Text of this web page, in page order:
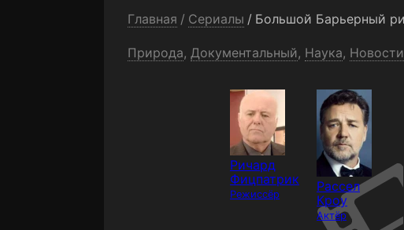
Главная / Сериалы /
Природа, Документальный, Наука, Новости
Ричард
Фицпатрик
Режиссёр
Рассел
Кроу
Актёр